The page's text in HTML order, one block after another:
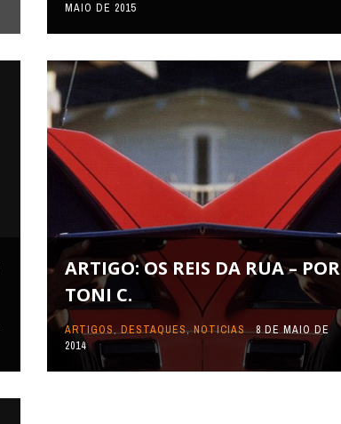
MAIO DE 2015
ARTIGO: OS REIS DA RUA – POR
TONI C.
ARTIGOS,DESTAQUES,NOTICIAS
8 DE MAIO DE
2014